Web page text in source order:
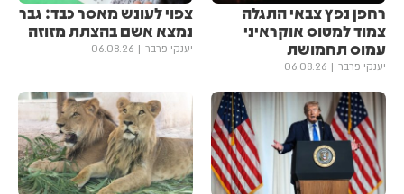
רחפן נפץ צבאי התגלה
צמוד למטוס אוקראיני
עמוס תחמושת
יענקי פרבר 06.08.26
צפוי לעונש מאסר כבד: גבר
נמצא אשם בהצתת מזוזה
יענקי פרבר 06.08.26